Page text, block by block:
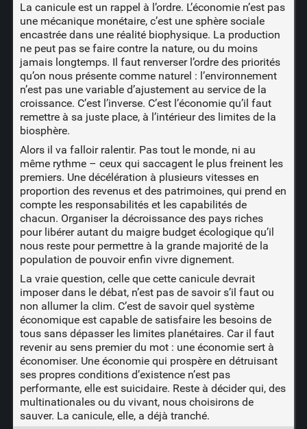
La canicule est un rappel à l’ordre. L’économie n’est pas
une mécanique monétaire, c’est une sphère sociale
encastrée dans une réalité biophysique. La production
ne peut pas se faire contre la nature, ou du moins
jamais longtemps. Il faut renverser l’ordre des priorités
qu’on nous présente comme naturel : l’environnement
n’est pas une variable d’ajustement au service de la
croissance. C’est l’inverse. C’est l’économie qu’il faut
remettre à sa juste place, à l’intérieur des limites de la
biosphère.
Alors il va falloir ralentir. Pas tout le monde, ni au
même rythme – ceux qui saccagent le plus freinent les
premiers. Une décélération à plusieurs vitesses en
proportion des revenus et des patrimoines, qui prend en
compte les responsabilités et les capabilités de
chacun. Organiser la décroissance des pays riches
pour libérer autant du maigre budget écologique qu’il
nous reste pour permettre à la grande majorité de la
population de pouvoir enfin vivre dignement.
La vraie question, celle que cette canicule devrait
imposer dans le débat, n’est pas de savoir s’il faut ou
non allumer la clim. C’est de savoir quel système
économique est capable de satisfaire les besoins de
tous sans dépasser les limites planétaires. Car il faut
revenir au sens premier du mot : une économie sert à
économiser. Une économie qui prospère en détruisant
ses propres conditions d’existence n’est pas
performante, elle est suicidaire. Reste à décider qui, des
multinationales ou du vivant, nous choisirons de
sauver. La canicule, elle, a déjà tranché.